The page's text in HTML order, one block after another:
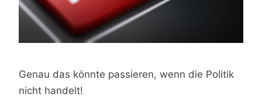
Genau das könnte passieren, wenn die Politik
nicht handelt!